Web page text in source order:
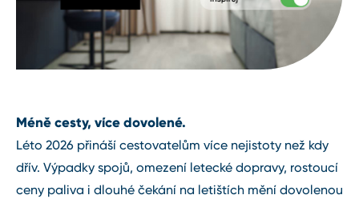
Méně cesty, více dovolené.
Léto 2026 přináší cestovatelům více nejistoty než kdy
dřív. Výpadky spojů, omezení letecké dopravy, rostoucí
ceny paliva i dlouhé čekání na letištích mění dovolenou